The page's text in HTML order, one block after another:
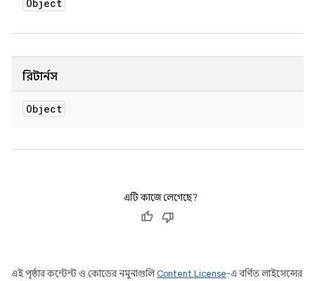
Object
রিটার্নস
Object
এটি কাজে লেগেছে?
এই পৃষ্ঠার কন্টেন্ট ও কোডের নমুনাগুলিContent License-এ বর্ণিত লাইসেন্সের